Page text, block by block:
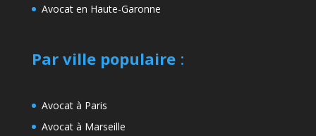
Avocat en Haute-Garonne
Par ville populaire:
Avocat à Paris
Avocat à Marseille